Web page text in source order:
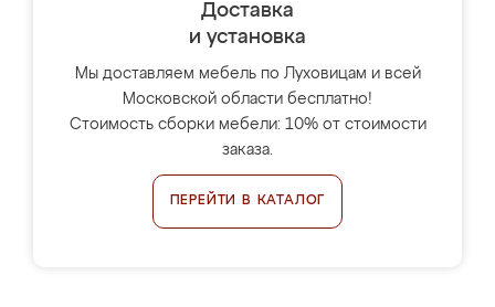
Доставка
и установка
Мы доставляем мебель по Луховицам и всей
Московской области бесплатно!
Стоимость сборки мебели: 10% от стоимости
заказа.
ПЕРЕЙТИ В КАТАЛОГ